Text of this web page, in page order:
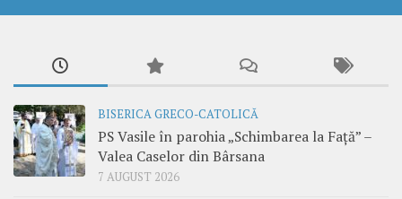
BISERICA GRECO-CATOLICĂ
PS Vasile în parohia „Schimbarea la Față” –
Valea Caselor din Bârsana
7 AUGUST 2026